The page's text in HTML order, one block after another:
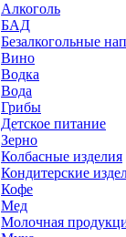
Алкоголь
БАД
Безалкогольные
Вино
Водка
Вода
Грибы
Детское питание
Зерно
Колбасные изделия
Кондитерские
Кофе
Мед
Молочная